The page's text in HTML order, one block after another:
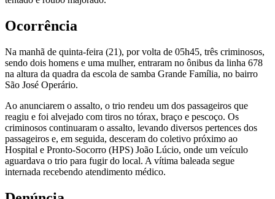
Ocorrência
Na manhã de quinta-feira (21), por volta de 05h45, três criminosos,
sendo dois homens e uma mulher, entraram no ônibus da linha 678
na altura da quadra da escola de samba Grande Família, no bairro
São José Operário.
Ao anunciarem o assalto, o trio rendeu um dos passageiros que
reagiu e foi alvejado com tiros no tórax, braço e pescoço. Os
criminosos continuaram o assalto, levando diversos pertences dos
passageiros e, em seguida, desceram do coletivo próximo ao
Hospital e Pronto-Socorro (HPS) João Lúcio, onde um veículo
aguardava o trio para fugir do local. A vítima baleada segue
internada recebendo atendimento médico.